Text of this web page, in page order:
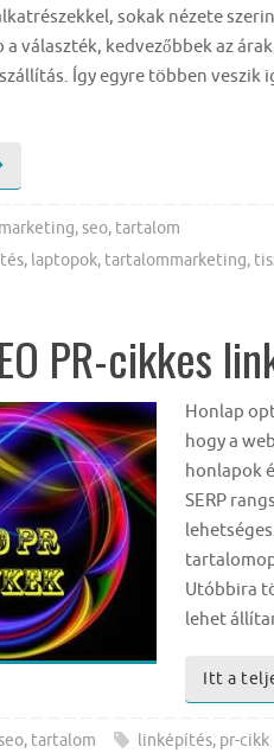
sokak nézete
választék, kedvezőbbek az
Így egyre többen
marketing,seo, tartalom
, laptopok, tartalommarketing,
PR-cikkes
Honlap
hogy a
honlapok
SERP
Utóbbira
lehet
Itt a
, tartalom linképítés, pr-cikk